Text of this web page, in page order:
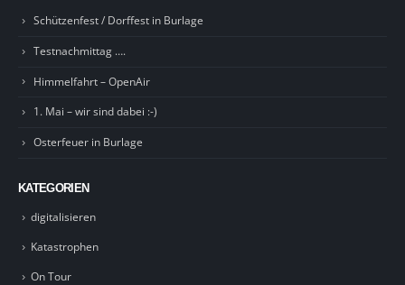
Schützenfest / Dorffest in Burlage
Testnachmittag ….
Himmelfahrt – OpenAir
1. Mai – wir sind dabei :-)
Osterfeuer in Burlage
KATEGORIEN
digitalisieren
Katastrophen
On Tour